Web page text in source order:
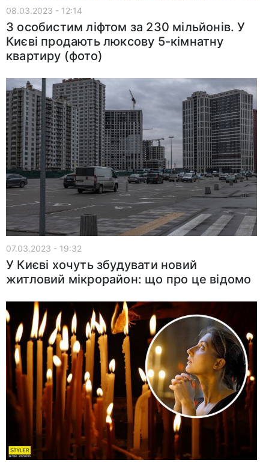
08.03.2023 - 12:14
З особистим ліфтом за 230 мільйонів. У
Києві продають люксову 5-кімнатну
квартиру (фото)
07.03.2023 - 19:32
У Києві хочуть збудувати новий
житловий мікрорайон: що про це відомо